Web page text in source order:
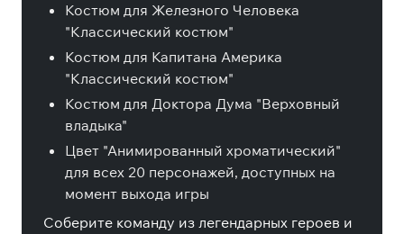
Костюм для Железного Человека
"Классический костюм"
Костюм для Капитана Америка
"Классический костюм"
Костюм для Доктора Дума "Верховный
владыка"
Цвет "Анимированный хроматический"
для всех 20 персонажей, доступных на
момент выхода игры
Соберите команду из легендарных героев и